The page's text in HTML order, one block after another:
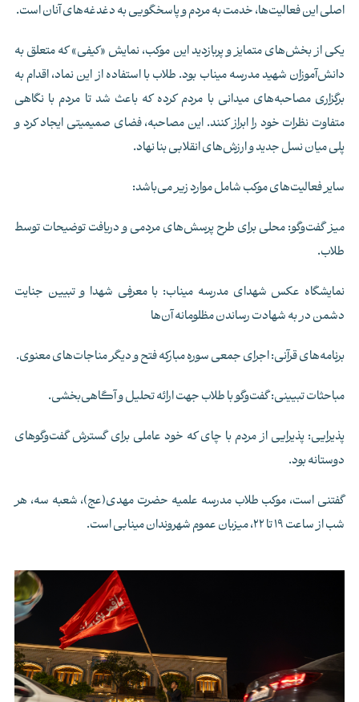
اصلی این فعالیت‌ها، خدمت به مردم و پاسخگویی به دغدغه‌های آنان است.
یکی از بخش‌های متمایز و پربازدید این موکب، نمایش «کیفی» که متعلق به
دانش‌آموزان شهید مدرسه میناب بود. طلاب با استفاده از این نماد، اقدام به
برگزاری مصاحبه‌های میدانی با مردم کرده که باعث شد تا مردم با نگاهی
متفاوت نظرات خود را ابراز کنند. این مصاحبه، فضای صمیمیتی ایجاد کرد و
پلی میان نسل جدید و ارزش‌های انقلابی بنا نهاد.
سایر فعالیت‌های موکب شامل موارد زیر می‌باشد:
میز گفت‌وگو: محلی برای طرح پرسش‌های مردمی و دریافت توضیحات توسط
طلاب.
نمایشگاه عکس شهدای مدرسه میناب: با معرفی شهدا و تبیین جنایت
دشمن در به شهادت رساندن مظلومانه آن‌ها
برنامه‌های قرآنی: اجرای جمعی سوره مبارکه فتح و دیگر مناجات‌های معنوی.
مباحثات تبیینی: گفت‌وگو با طلاب جهت ارائه تحلیل و آگاهی‌بخشی.
پذیرایی: پذیرایی از مردم با چای که خود عاملی برای گسترش گفت‌وگوهای
دوستانه بود.
گفتنی است، موکب طلاب مدرسه علمیه حضرت مهدی(عج)، شعبه سه، هر
شب از ساعت 19 تا 22، میزبان عموم شهروندان مینابی است.